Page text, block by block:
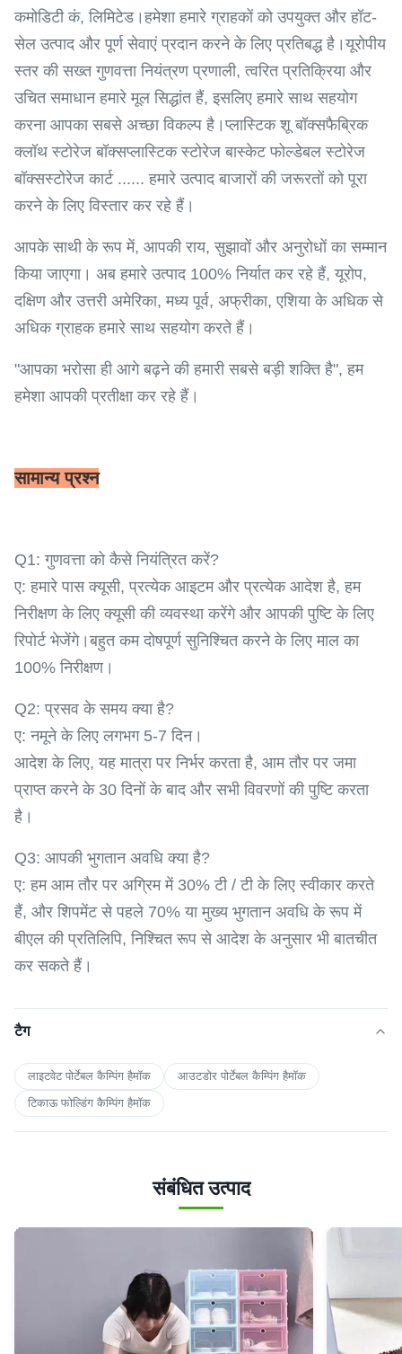
कमोडिटी कं, लिमिटेड।हमेशा हमारे ग्राहकों को उपयुक्त और हॉट-
सेल उत्पाद और पूर्ण सेवाएं प्रदान करने के लिए प्रतिबद्ध है।यूरोपीय
स्तर की सख्त गुणवत्ता नियंत्रण प्रणाली, त्वरित प्रतिक्रिया और
उचित समाधान हमारे मूल सिद्धांत हैं, इसलिए हमारे साथ सहयोग
करना आपका सबसे अच्छा विकल्प है।प्लास्टिक शू बॉक्सफैब्रिक
क्लॉथ स्टोरेज बॉक्सप्लास्टिक स्टोरेज बास्केट फोल्डेबल स्टोरेज
बॉक्सस्टोरेज कार्ट ...... हमारे उत्पाद बाजारों की जरूरतों को पूरा
करने के लिए विस्तार कर रहे हैं।
आपके साथी के रूप में, आपकी राय, सुझावों और अनुरोधों का सम्मान
किया जाएगा। अब हमारे उत्पाद 100% निर्यात कर रहे हैं, यूरोप,
दक्षिण और उत्तरी अमेरिका, मध्य पूर्व, अफ्रीका, एशिया के अधिक से
अधिक ग्राहक हमारे साथ सहयोग करते हैं।
"आपका भरोसा ही आगे बढ़ने की हमारी सबसे बड़ी शक्ति है", हम
हमेशा आपकी प्रतीक्षा कर रहे हैं।
सामान्य प्रश्न
Q1: गुणवत्ता को कैसे नियंत्रित करें?
ए: हमारे पास क्यूसी, प्रत्येक आइटम और प्रत्येक आदेश है, हम
निरीक्षण के लिए क्यूसी की व्यवस्था करेंगे और आपकी पुष्टि के लिए
रिपोर्ट भेजेंगे।बहुत कम दोषपूर्ण सुनिश्चित करने के लिए माल का
100% निरीक्षण।
Q2: प्रसव के समय क्या है?
ए: नमूने के लिए लगभग 5-7 दिन।
आदेश के लिए, यह मात्रा पर निर्भर करता है, आम तौर पर जमा
प्राप्त करने के 30 दिनों के बाद और सभी विवरणों की पुष्टि करता
है।
Q3: आपकी भुगतान अवधि क्या है?
ए: हम आम तौर पर अग्रिम में 30% टी / टी के लिए स्वीकार करते
हैं, और शिपमेंट से पहले 70% या मुख्य भुगतान अवधि के रूप में
बीएल की प्रतिलिपि, निश्चित रूप से आदेश के अनुसार भी बातचीत
कर सकते हैं।
टैग
लाइटवेट पोर्टेबल कैम्पिंग हैमॉक
आउटडोर पोर्टेबल कैम्पिंग हैमॉक
टिकाऊ फोल्डिंग कैम्पिंग हैमॉक
संबंधित उत्पाद